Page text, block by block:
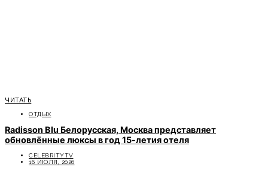
ЧИТАТЬ
ОТДЫХ
Radisson Blu Белорусская, Москва представляет
обновлённые люксы в год 15-летия отеля
CELEBRITYTV
16 ИЮЛЯ, 2026